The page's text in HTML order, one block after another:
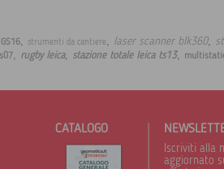
, strumenti da cantiere, laser scanner blk360,
, rugby leica, stazione totale leica ts13,
CATALOGO
Iscriviti alla
aggiornato